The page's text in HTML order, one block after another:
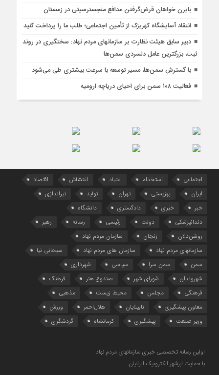
بایرن خواهان قرض‌گرفتن مدافع منچسترسیتی در زمستان
انتقاد آسایشگاه کهریزک از تأمین اجتماعی؛ طلب ما را پرداخت کنید
دبیر سابق هیئت نظارت بر سازمانهای مردم نهاد: سختگیری در روند
ثبت، بزرگترین عامل دلسردی سمن‌ها
با گسترش سمن‌ها، مسیر توسعه با سرعت بیشتری طی می‌شود
فعالیت ۱۰۸ سمن برای احیای دریاچه ارومیه
اجتماعی استخدام اعتیاد اغتشاش
اقتصاد
ایران
بهزیستی تهران تولید
تیراندازی
خبر
خبری دادگستری
دانشگاه
دندانپزشکی
دولت رئیسی رسانه
رهبر
روشن‌دلان
زنجان
سازمان مردم نهاد
سازمانهای مردم نهاد
سازمان های مردم نهاد
سبحانی نیا
سمن
سمن سرا سیاسی
شهرداری
شهروندان
شورای شهر صندوق هنر
فرهنگ
فرهنگی
مجلس محیط زیست
مذهبی
معاون پیشگیری
نابینایان هلال‌احمر
ورزش
وزیر صنعت
پیشگیری کرمانشاه گردشگری
اولین رسانه تخصصی خبری سازمانهای مردم نهاد
با حمایت ابرشهر الکترونیک ایرانیان